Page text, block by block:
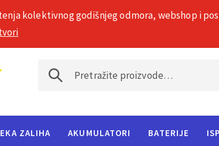
ZALIHA AKUMULATORI BATERIJE
kolektivnog godišnjeg odmora, webshop i